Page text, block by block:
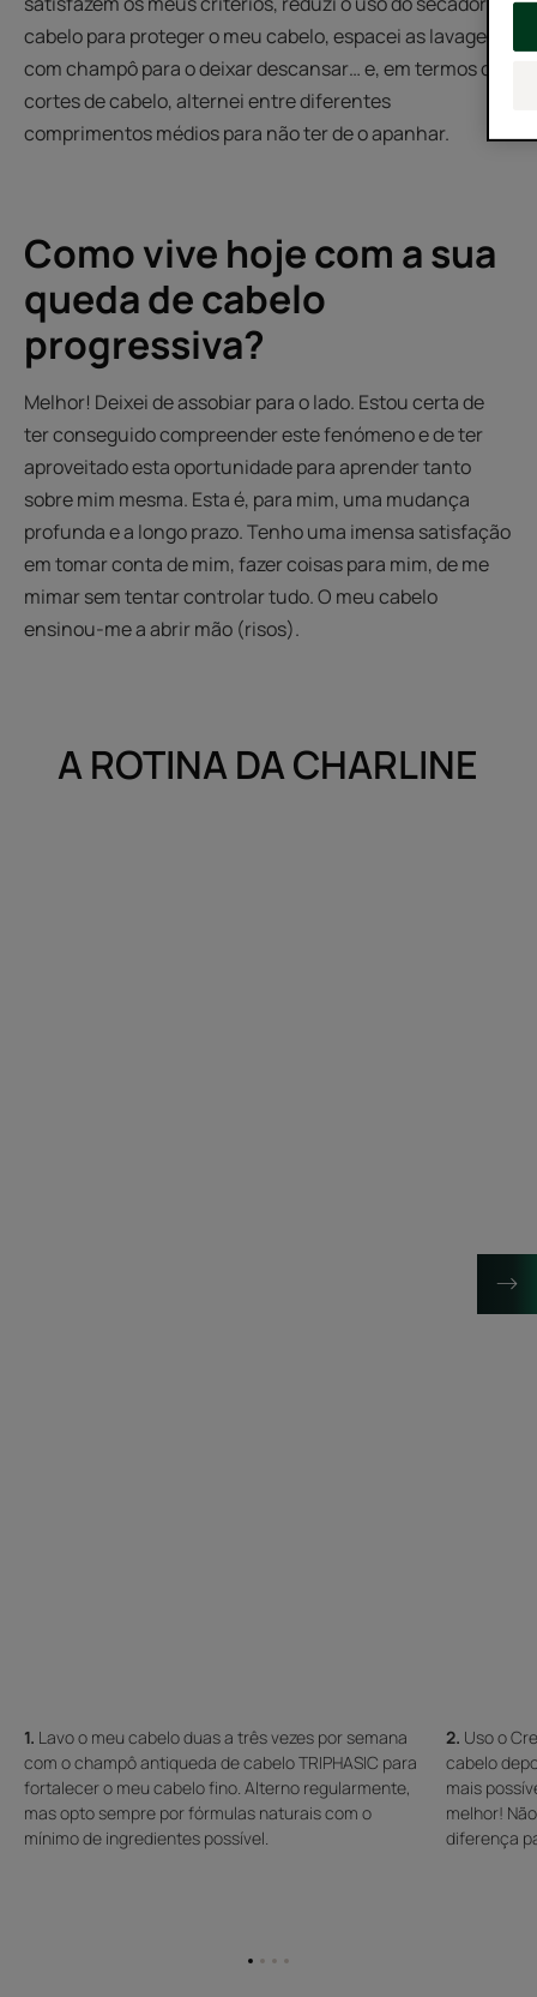
cabelo para proteger o meu cabelo, espacei as lavagens
com champô para o deixar descansar… e, em termos de
cortes de cabelo, alternei entre diferentes
comprimentos médios para não ter de o apanhar.
Como vive hoje com a sua
queda de cabelo
progressiva?
Melhor! Deixei de assobiar para o lado. Estou certa de
ter conseguido compreender este fenómeno e de ter
aproveitado esta oportunidade para aprender tanto
sobre mim mesma. Esta é, para mim, uma mudança
profunda e a longo prazo. Tenho uma imensa satisfação
em tomar conta de mim, fazer coisas para mim, de me
mimar sem tentar controlar tudo. O meu cabelo
ensinou-me a abrir mão (risos).
A ROTINA DA CHARLINE
1. Lavo o meu cabelo duas a três vezes por semana
com o champô antiqueda de cabelo TRIPHASIC para
fortalecer o meu cabelo fino. Alterno regularmente,
mas opto sempre por fórmulas naturais com o
mínimo de ingredientes possível.
2. Uso o
cabelo
mais
melhor!
diferença
IrIrIrIr